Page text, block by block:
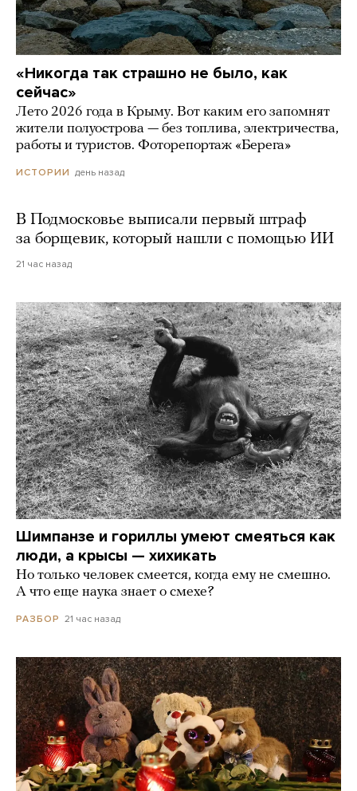
«Никогда так страшно не было, как
сейчас»
Лето 2026 года в Крыму. Вот каким его запомнят
жители полуострова — без топлива, электричества,
работы и туристов. Фоторепортаж «Берега»
ИСТОРИИ день назад
В Подмосковье выписали первый штраф
за борщевик, который нашли с помощью ИИ
21 час назад
Шимпанзе и гориллы умеют смеяться как
люди, а крысы — хихикать
Но только человек смеется, когда ему не смешно.
А что еще наука знает о смехе?
РАЗБОР 21 час назад